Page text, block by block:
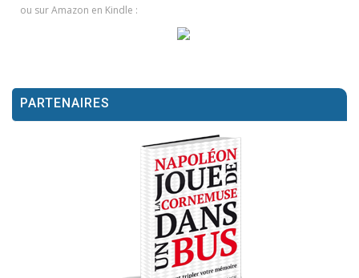
ou sur Amazon en Kindle :
PARTENAIRES